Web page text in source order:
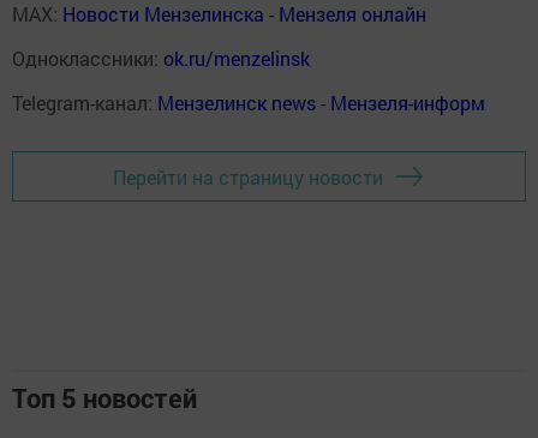
MAX: Новости Мензелинска - Мензеля онлайн
Одноклассники: ok.ru/menzelinsk
Telegram-канал: Мензелинск news - Мензеля-информ
Перейти на страницу новости
Топ 5 новостей